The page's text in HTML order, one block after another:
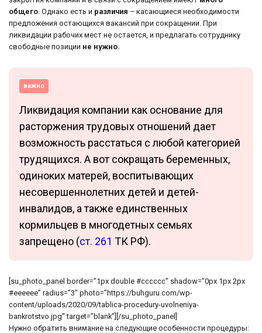
общего . Однако есть и различия – касающиеся необходимости
предложения остающихся вакансий при сокращении. При
ликвидации рабочих мест не остается, и предлагать сотруднику
свободные позиции не нужно.
важно
Ликвидация компании как основание для
расторжения трудовых отношений дает
возможность расстаться с любой категорией
трудящихся. А вот сокращать беременных,
одиноких матерей, воспитывающих
несовершеннолетних детей и детей-
инвалидов, а также единственных
кормильцев в многодетных семьях
запрещено (ст. 261 ТК РФ).
[su_photo_panel border=”1px double #cccccc” shadow=”0px 1px 2px
#eeeeee” radius=”3″ photo=”https://buhguru.com/wp-
content/uploads/2020/09/tablica-procedury-uvolneniya-
bankrotstvo.jpg” target=”blank”][/su_photo_panel]
Нужно обратить внимание на следующие особенности процедуры: